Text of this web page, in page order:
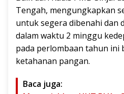
Tengah, mengungkapkan
untuk segera dibenahi dan
dalam waktu 2 minggu
pada perlombaan tahun ini
ketahanan pangan.
Baca juga: